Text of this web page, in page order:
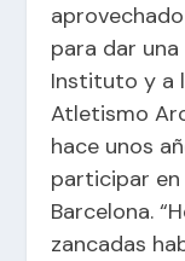
para dar
Instituto y a
Atletismo
hace unos
participar
Barcelona.
zancadas